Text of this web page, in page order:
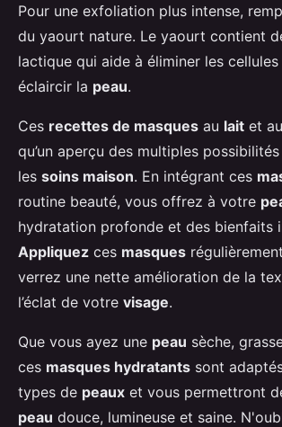
Pour une exfoliation plus intense,
du yaourt nature. Le yaourt contient
lactique qui aide à éliminer les
éclaircir la peau.
Ces recettes de masques au lait et au
qu’un aperçu des multiples
les soins maison. En intégrant ces
routine beauté, vous offrez à votre
hydratation profonde et des bienfaits
Appliquez ces masques
verrez une nette amélioration de la
l’éclat de votre visage.
Que vous ayez une peau sèche,
ces masques hydratants sont
types de peaux et vous permettront
peau douce, lumineuse et saine.